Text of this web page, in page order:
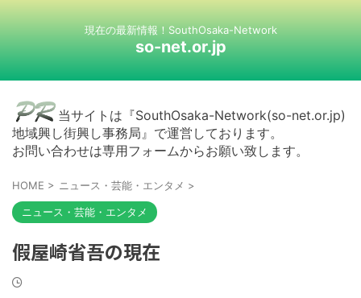
現在の最新情報！SouthOsaka-Network
so-net.or.jp
当サイトは『SouthOsaka-Network(so-net.or.jp)
地域興し街興し事務局』で運営しております。
お問い合わせは専用フォームからお願い致します。
HOME > ニュース・芸能・エンタメ >
ニュース・芸能・エンタメ
假屋崎省吾の現在